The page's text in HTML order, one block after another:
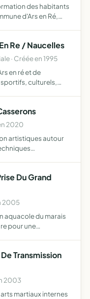
des habitants
d'Ars en Ré,
Re / Naucelles
· Créée en 1995
en ré et de
culturels,
2020
artistiques autour
Du Grand
2005
aquacole du marais
pour une
Transmission
2003
martiaux internes